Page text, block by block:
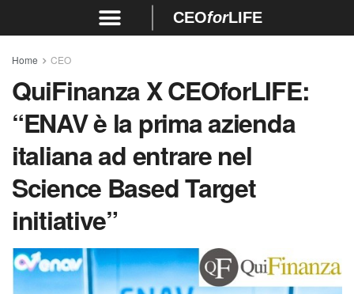
CEOforLIFE
Home CEO
QuiFinanza X CEOforLIFE:
“ENAV è la prima azienda
italiana ad entrare nel
Science Based Target
initiative”